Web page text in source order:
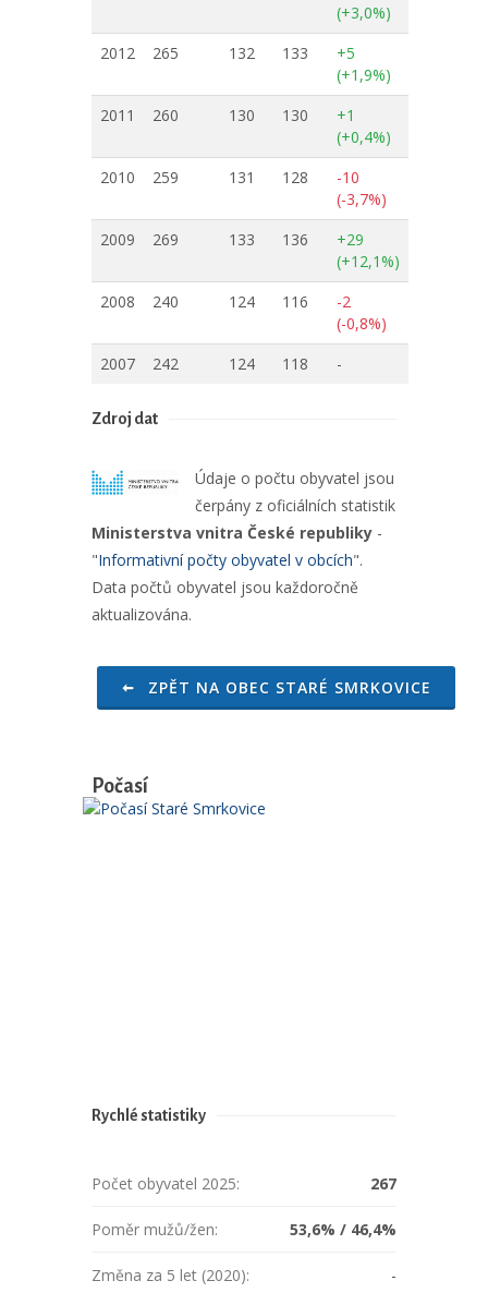
(+3,0%)
2012
265 132 133
+5
(+1,9%)
2011
260 130 130
+1
(+0,4%)
2010
259 131 128
-10
(-3,7%)
2009
269 133 136
+29
(+12,1%)
2008
240 124 116
-2
(-0,8%)
2007
242 124 118 -
Zdroj dat
Údaje o počtu obyvatel jsou
čerpány z oficiálních statistik
Ministerstva vnitra České republiky -
"Informativní počty obyvatel v obcích".
Data počtů obyvatel jsou každoročně
aktualizována.
ZPĚT NA OBEC STARÉ SMRKOVICE
Počasí
Rychlé statistiky
Počet obyvatel 2025: 267
Poměr mužů/žen: 53,6% / 46,4%
Změna za 5 let (2020): -